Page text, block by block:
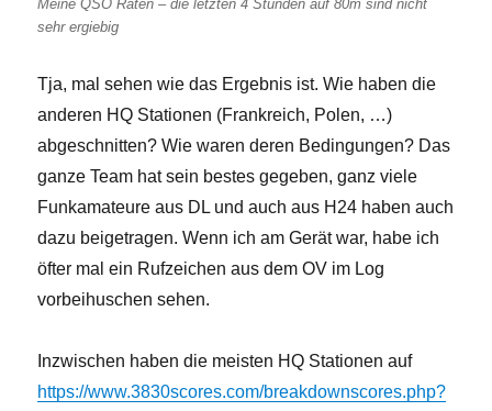
Meine QSO Raten – die letzten 4 Stunden auf 80m sind nicht
sehr ergiebig
Tja, mal sehen wie das Ergebnis ist. Wie haben die
anderen HQ Stationen (Frankreich, Polen, …)
abgeschnitten? Wie waren deren Bedingungen? Das
ganze Team hat sein bestes gegeben, ganz viele
Funkamateure aus DL und auch aus H24 haben auch
dazu beigetragen. Wenn ich am Gerät war, habe ich
öfter mal ein Rufzeichen aus dem OV im Log
vorbeihuschen sehen.
Inzwischen haben die meisten HQ Stationen auf
https://www.3830scores.com/breakdownscores.php?